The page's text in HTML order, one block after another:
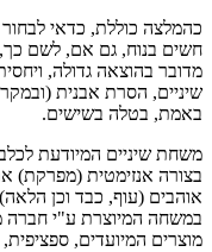
כהמלצה כוללת, כדאי
חשים בנוח, גם אם, לשם
מדובר בהוצאה גדולה,
שיניים, הסרת אבנית
באמת, בטלה בשישים.
משחת שיניים המיודעת
בצורה אנזימטית (מפרקת)
אוהבים (עוף, כבד וכן
במשחה המיוצרת ע"י חברה
מוצרים המיועדים, ספציפית,